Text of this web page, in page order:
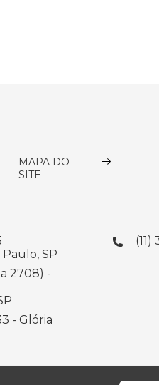
MAPA DO
SITE
Paulo, SP
2708) -
- Glória